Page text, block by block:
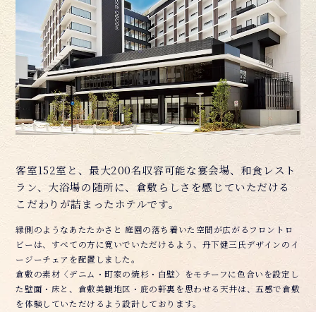
客室152室と、最大200名収容可能な宴会場、 和食レスト
ラン、大浴場の随所に、倉敷らしさを感じていただける
こだわりが詰まったホテルです。
縁側のようなあたたかさと 庭園の落ち着いた空間が広がるフロントロ
ビーは、 すべての方に寛いでいただけるよう、丹下健三氏デザインのイ
ージーチェアを配置しました。
倉敷の素材〈デニム・町家の焼杉・白壁〉をモチーフに色合いを設定し
た壁面・床と、倉敷美観地区・庇の軒裏を思わせる天井は、五感で倉敷
を体験していただけるよう設計しております。